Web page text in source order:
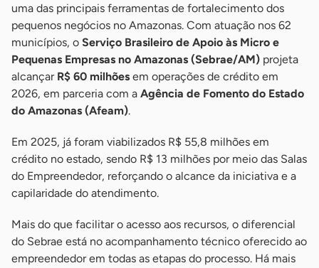
uma das principais ferramentas de fortalecimento dos
pequenos negócios no Amazonas. Com atuação nos 62
municípios, o Serviço Brasileiro de Apoio às Micro e
Pequenas Empresas no Amazonas (Sebrae/AM) projeta
alcançar R$ 60 milhões em operações de crédito em
2026, em parceria com a Agência de Fomento do Estado
do Amazonas (Afeam).
Em 2025, já foram viabilizados R$ 55,8 milhões em
crédito no estado, sendo R$ 13 milhões por meio das Salas
do Empreendedor, reforçando o alcance da iniciativa e a
capilaridade do atendimento.
Mais do que facilitar o acesso aos recursos, o diferencial
do Sebrae está no acompanhamento técnico oferecido ao
empreendedor em todas as etapas do processo. Há mais